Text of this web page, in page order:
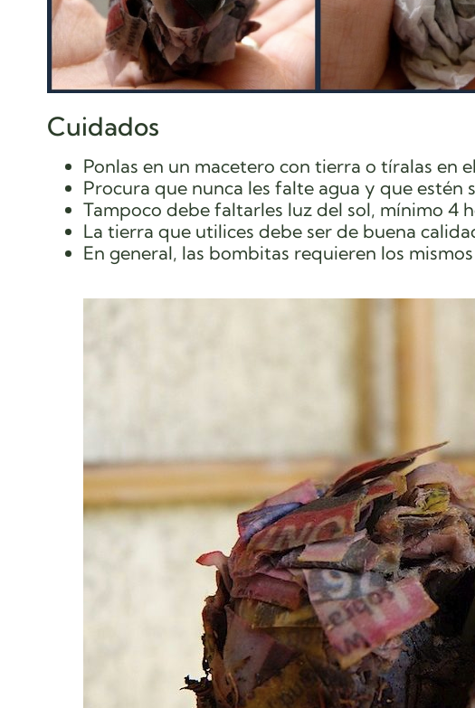
Cuidados
Ponlas en un macetero con tierra o tíralas en
Procura que nunca les falte agua y que estén
Tampoco debe faltarles luz del sol, mínimo 4
La tierra que utilices debe ser de buena
En general, las bombitas requieren los